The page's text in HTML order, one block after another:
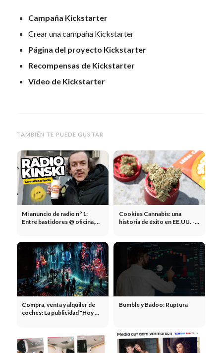
Campaña Kickstarter
Crear una campaña Kickstarter
Página del proyecto Kickstarter
Recompensas de Kickstarter
Vídeo de Kickstarter
TAMBIÉN TE PUEDE GUSTAR
Mi anuncio de radio nº 1:
Entre bastidores @ oficina,
Cookies Cannabis: una
historia de éxito en EE.UU. -
Compra, venta y alquiler de
coches: La publicidad "Hoy 🆚
Bumble y Badoo: Ruptura